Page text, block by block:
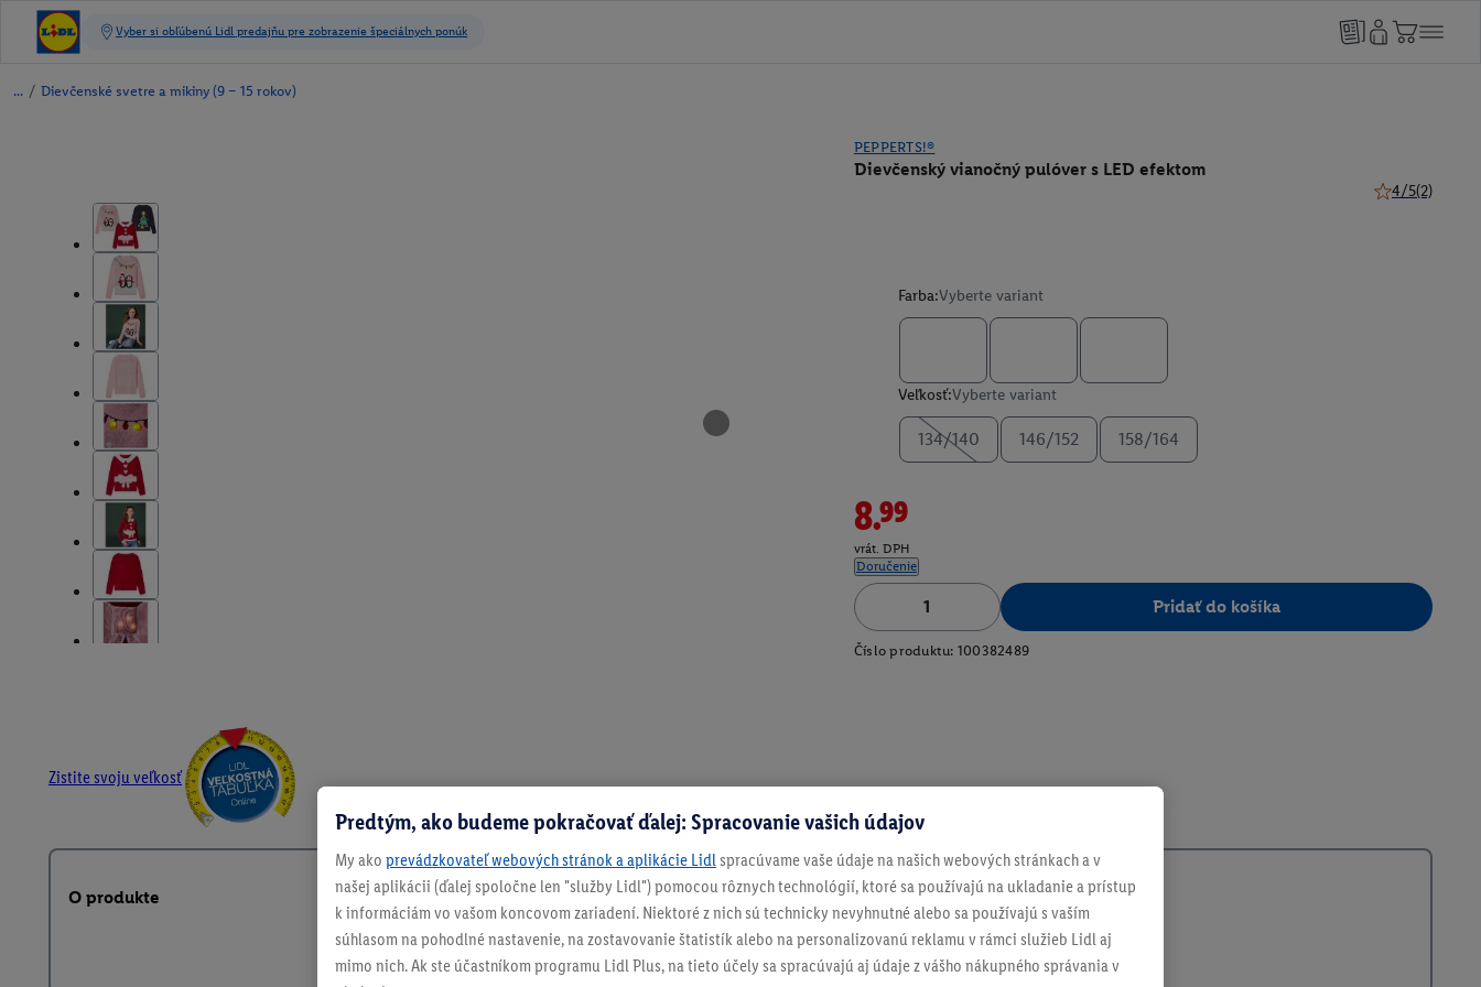
/ Dievčenské svetre a mikiny (9 – 15 rokov)
PEPPERTS!®
Dievčenský vianočný pulóver s LED efektom
4/5(2)
Farba:Vyberte variant
Veľkosť:Vyberte variant
134/140 146/152 158/164
8.99
vrát. DPH
Doručenie
Pridať do košíka
Číslo produktu: 100382489
Zistite svoju veľkosť
O produkte
Predtým, ako budeme pokračovať ďalej: Spracovanie vašich údajov
My ako prevádzkovateľ webových stránok a aplikácie Lidl spracúvame vaše údaje na našich webových stránkach a v
našej aplikácii (ďalej spoločne len "služby Lidl") pomocou rôznych technológií, ktoré sa používajú na ukladanie a prístup
k informáciám vo vašom koncovom zariadení. Niektoré z nich sú technicky nevyhnutné alebo sa používajú s vaším
súhlasom na pohodlné nastavenie, na zostavovanie štatistík alebo na personalizovanú reklamu v rámci služieb Lidl aj
mimo nich. Ak ste účastníkom programu Lidl Plus, na tieto účely sa spracúvajú aj údaje z vášho nákupného správania v